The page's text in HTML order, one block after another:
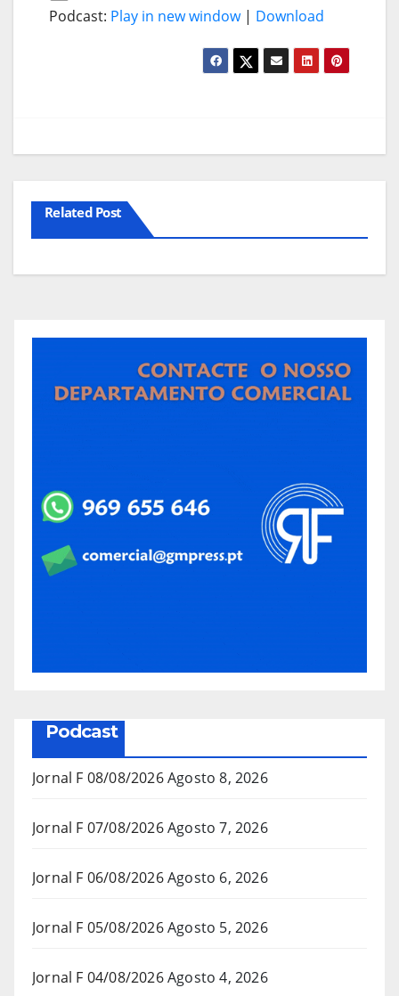
Podcast: Play in new window| Download
Related Post
Podcast
Jornal F 08/08/2026Agosto 8, 2026
Jornal F 07/08/2026Agosto 7, 2026
Jornal F 06/08/2026Agosto 6, 2026
Jornal F 05/08/2026Agosto 5, 2026
Jornal F 04/08/2026Agosto 4, 2026